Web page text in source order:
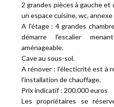
2 grandes pièces à gauche
un espace cuisine, wc,
A l'étage : 4 grandes
démarre l'escalier
aménageable.
Cave au sous-sol.
A rénover : l'électicrité est à
l'installation de chauffage.
Prix indicatif : 200.000 euros
Les propriétaires se